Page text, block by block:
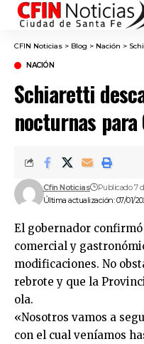
CFIN Noticias > Blog > Nación >
NACIÓN
Schiaretti
nocturnas para
Última actualización: 07/01/
Cfin Noticias Publicado 7
El gobernador
comercial y
modificaciones. No
rebrote y que la
ola.
«Nosotros vamos a
con el cual veníamos